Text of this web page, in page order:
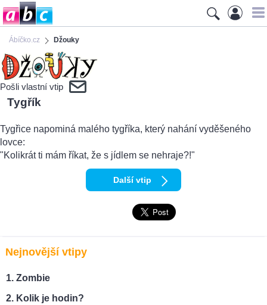
Ábíčko.cz Džouky
Pošli vlastní vtip
Tygřík
Tygřice napominá malého tygříka, který nahání vyděšeného
lovce:
"Kolikrát ti mám říkat, že s jídlem se nehraje?!"
Další vtip
Nejnovější vtipy
Zombie
Kolik je hodin?